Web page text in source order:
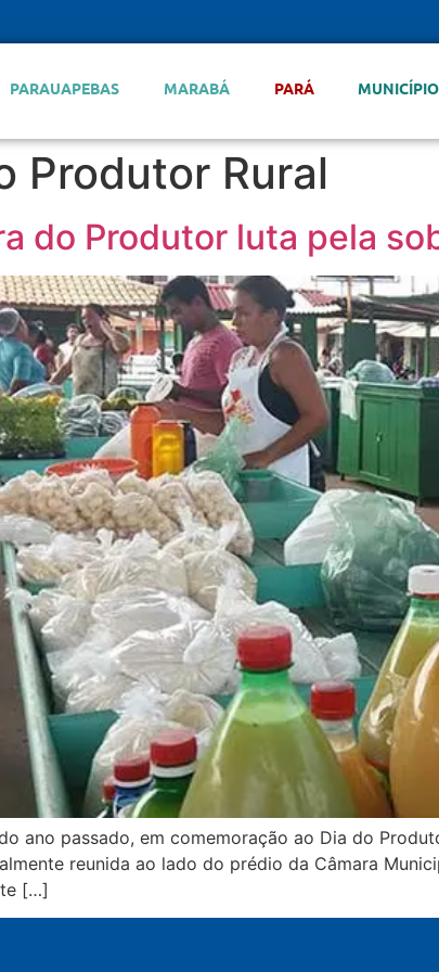
PARAUAPEBAS MARABÁ PARÁ
Produtor Rural
do Produtor luta pela
ano passado, em comemoração ao Dia do
reunida ao lado do prédio da Câmara
[…]